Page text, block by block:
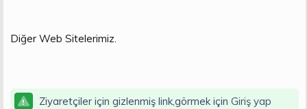
Diğer Web Sitelerimiz.
Ziyaretçiler için gizlenmiş link,görmek için Giriş yap